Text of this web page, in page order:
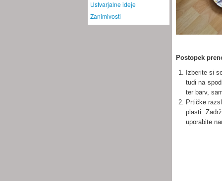
Ustvarjalne ideje
Zanimivosti
Postopek
Izberite si
tudi na
ter barv,
Prtičke
plasti.
uporabite